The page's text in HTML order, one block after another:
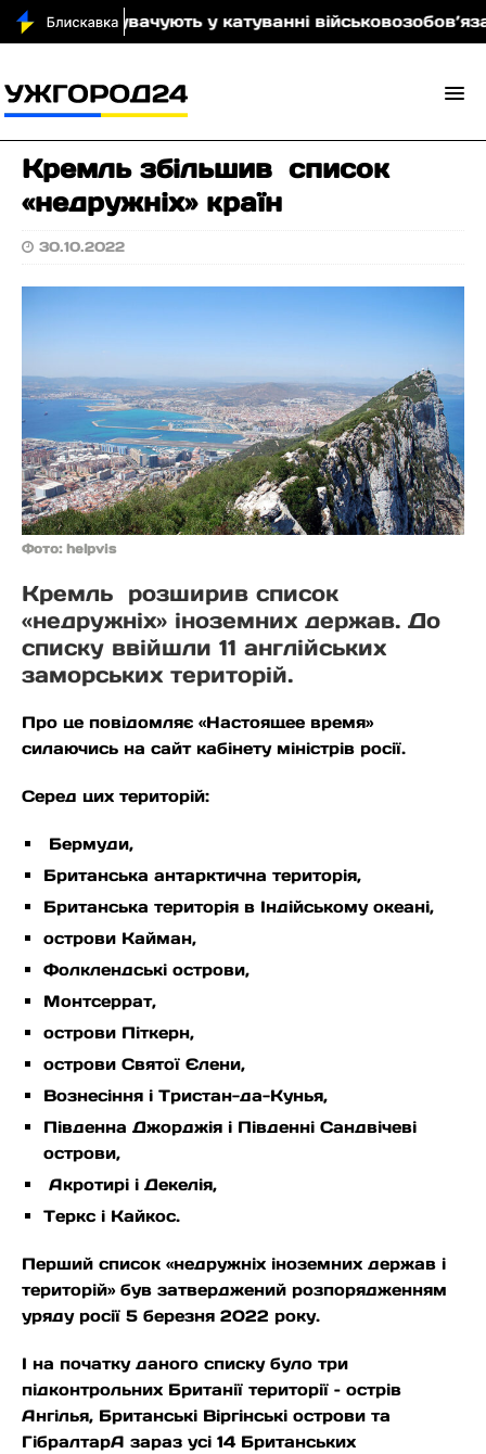
обвинувачують у катуванні
Кремль збільшив список
«недружніх» країн
30.10.2022
Фото: helpvis
Кремль розширив список
«недружніх» іноземних держав. До
списку ввійшли 11 англійських
заморських територій.
Про це повідомляє «Настоящее время»
силаючись на сайт кабінету міністрів росії.
Серед цих територій:
Бермуди,
Британська антарктична територія,
Британська територія в Індійському океані,
острови Кайман,
Фолклендські острови,
Монтсеррат,
острови Піткерн,
острови Святої Єлени,
Вознесіння і Тристан-да-Кунья,
Південна Джорджія і Південні Сандвічеві
острови,
Акротирі і Декелія,
Теркс і Кайкос.
Перший список «недружніх іноземних держав і
територій» був затверджений розпорядженням
уряду росії 5 березня 2022 року.
І на початку даного списку було три
підконтрольних Британії території – острів
Ангілья, Британські Віргінські острови та
ГібралтарА зараз усі 14 Британських